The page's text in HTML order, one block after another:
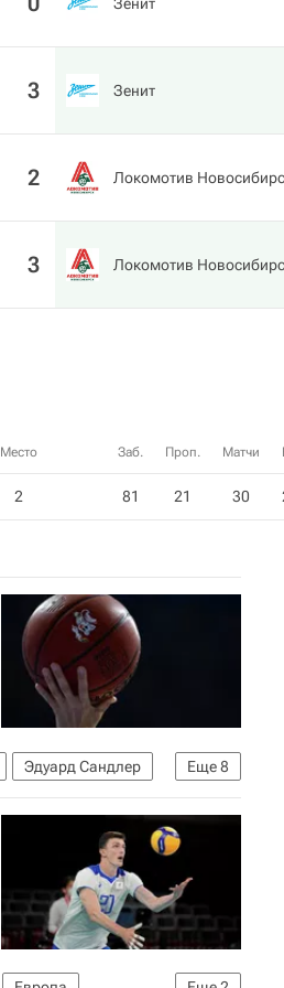
3 Зенит
2 Локомотив
3 Локомотив
Место Заб. Проп. Матчи
2 81 21 30
Еще8
Эдуард Сандлер